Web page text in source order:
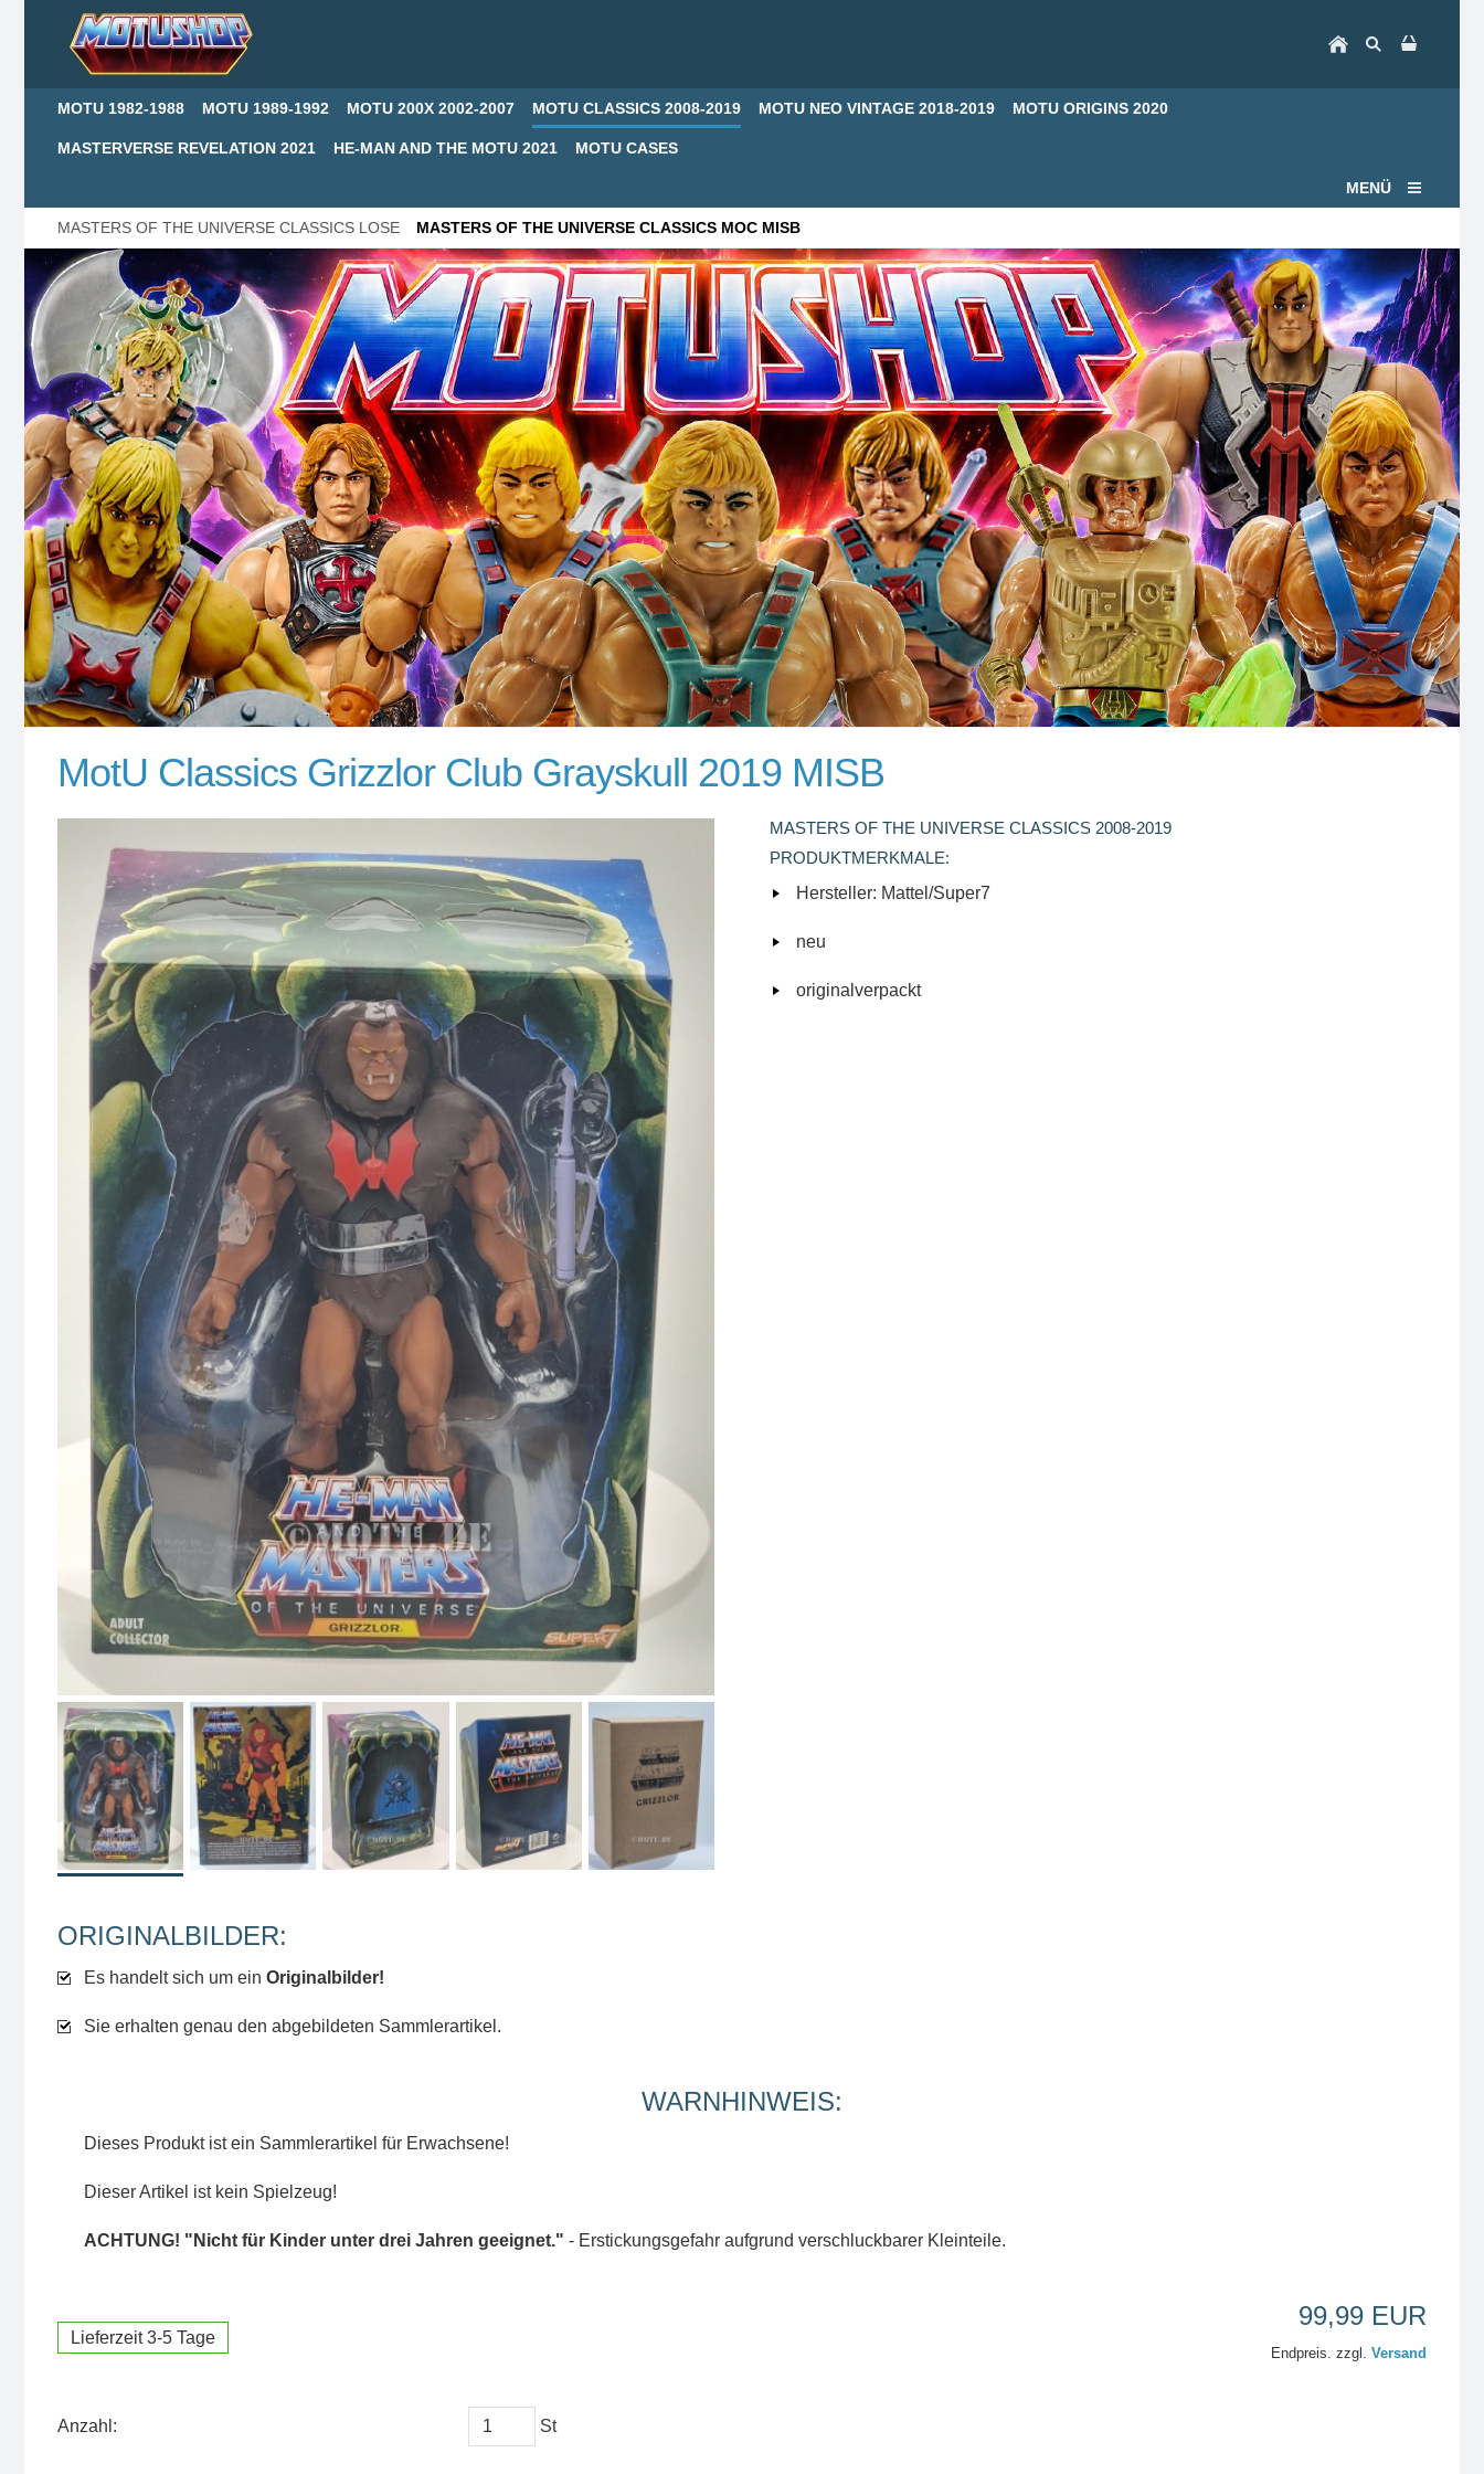
MOTU 1982-1988 MOTU 1989-1992 MOTU 200X 2002-2007 MOTU CLASSICS 2008-2019 MOTU NEO VINTAGE 2018-2019 MOTU ORIGINS 2020
MASTERVERSE REVELATION 2021 HE-MAN AND THE MOTU 2021 MOTU CASES
MENÜ
MASTERS OF THE UNIVERSE CLASSICS LOSE MASTERS OF THE UNIVERSE CLASSICS MOC MISB
MotU Classics Grizzlor Club Grayskull 2019 MISB
MASTERS OF THE UNIVERSE CLASSICS 2008-2019
PRODUKTMERKMALE:
Hersteller: Mattel/Super7
neu
originalverpackt
ORIGINALBILDER:
Es handelt sich um ein Originalbilder!
Sie erhalten genau den abgebildeten Sammlerartikel.
WARNHINWEIS:
Dieses Produkt ist ein Sammlerartikel für Erwachsene!
Dieser Artikel ist kein Spielzeug!
ACHTUNG! "Nicht für Kinder unter drei Jahren geeignet." - Erstickungsgefahr aufgrund verschluckbarer Kleinteile.
Lieferzeit 3-5 Tage
99,99 EUR
Endpreis. zzgl. Versand
Anzahl: St